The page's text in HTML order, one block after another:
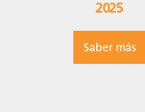
2025
Saber más